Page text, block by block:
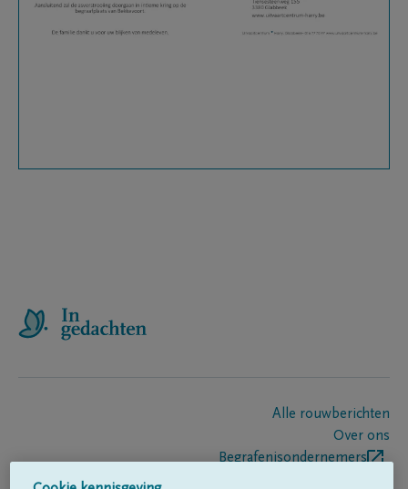
Alle rouwberichten
Over ons
Begrafenisondernemers